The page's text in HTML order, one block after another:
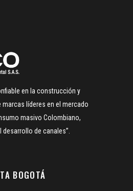
en la construcción y
líderes en el mercado
masivo Colombiano,
de canales”.
BOGOTÁ